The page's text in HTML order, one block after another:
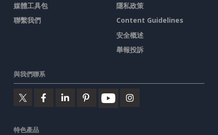
媒體工具包
聯繫我們
隱私政策
Content Guidelines
安全概述
舉報投訴
與我們聯系
特色產品